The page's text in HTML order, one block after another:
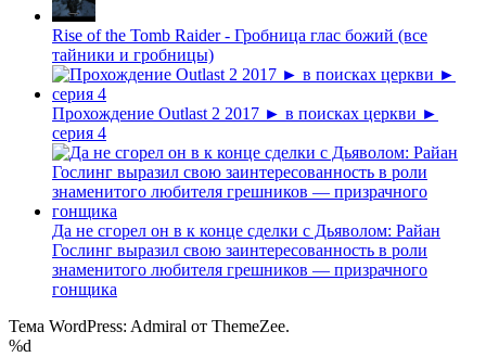
Rise of the Tomb Raider - Гробница глас божий (все
тайники и гробницы)
Прохождение Outlast 2 2017 ► в поисках церкви ►
серия 4
Да не сгорел он в к конце сделки с Дьяволом: Райан
Гослинг выразил свою заинтересованность в роли
знаменитого любителя грешников — призрачного
гонщика
Тема WordPress: Admiral от ThemeZee.
%d